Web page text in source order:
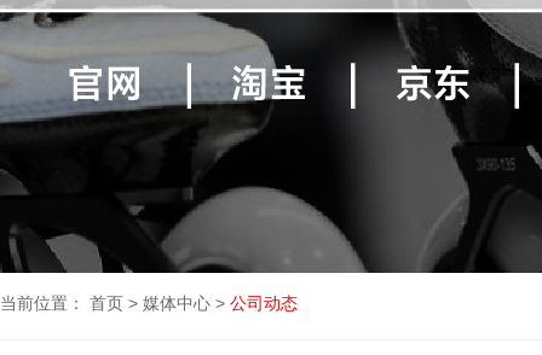
当前位置： 首页 > 媒体中心 > 公司动态